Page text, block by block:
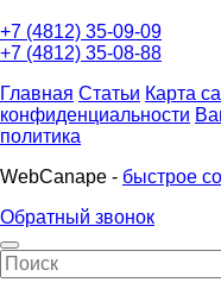
+7 (4812) 35-09-09
+7 (4812) 35-08-88
Главная Статьи Карта
конфиденциальности
политика
WebCanape - быстрое
Обратный звонок